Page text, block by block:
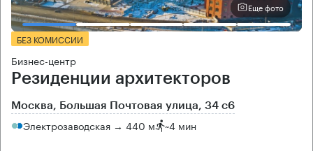
Еще фото
БЕЗ КОМИССИИ
Бизнес-центр
Резиденции архитекторов
Москва, Большая Почтовая улица, 34 с6
Электрозаводская → 440 м ~4 мин